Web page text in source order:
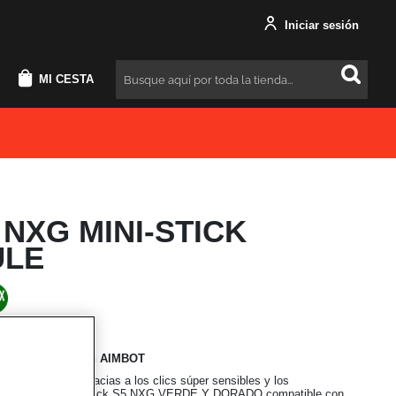
Iniciar sesión
MI CESTA Buscar
MINI-STICK
preciso que un AIMBOT
óptima gracias a los clics súper sensibles y los